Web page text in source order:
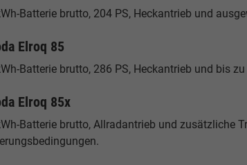
Batterie brutto, 204 PS, Heckantrieb und
Elroq 85
Batterie brutto, 286 PS, Heckantrieb und bis
Elroq 85x
Batterie brutto, Allradantrieb und zusätzliche